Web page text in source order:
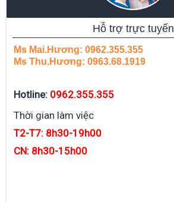
Hỗ trợ trực tuyến
Ms Mai.Hương: 0962.355.355
Ms Thu.Hương: 0963.68.1919
Hotline: 0962.355.355
Thời gian làm việc
T2-T7: 8h30-19h00
CN: 8h30-15h00